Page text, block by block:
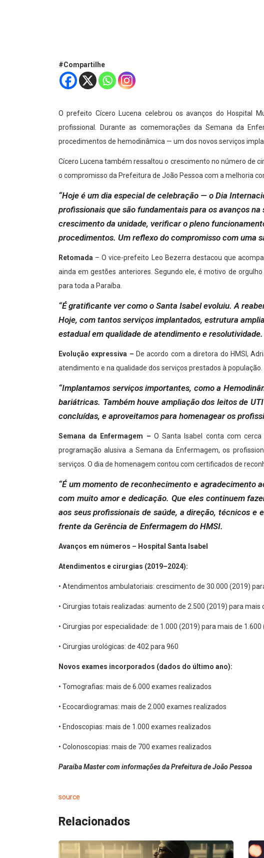
#Compartilhe
O prefeito Cícero Lucena celebrou os avanços do Hospital
profissional. Durante as comemorações da Semana da
procedimentos de hemodinâmica — um dos novos serviços
Cícero Lucena também ressaltou o crescimento no número de
o compromisso da Prefeitura de João Pessoa com a melhoria
“Hoje é um dia especial de celebração — o Dia
profissionais que são fundamentais para os avanços
crescimento da unidade, verificar o pleno
procedimentos. Um reflexo do compromisso com uma
Retomada – O vice-prefeito Leo Bezerra destacou que
ainda em gestões anteriores. Segundo ele, é motivo de
para toda a Paraíba.
“É gratificante ver como o Santa Isabel evoluiu. A
Hoje, com tantos serviços implantados, estrutura
estadual em qualidade de atendimento e
Evolução expressiva – De acordo com a diretora do HMSI,
atendimento e na qualidade dos serviços prestados à
“Implantamos serviços importantes, como a
bariátricas. Também houve ampliação dos leitos de
concluídas, e aproveitamos para homenagear os
Semana da Enfermagem – O Santa Isabel conta com
programação alusiva a Semana da Enfermagem, os
serviços. O dia de homenagem contou com certificados de
“É um momento de reconhecimento e agradecimento
com muito amor e dedicação. Que eles continuem
aos seus profissionais de saúde, a direção, técnicos e
frente da Gerência de Enfermagem do HMSI.
Avanços em números – Hospital Santa Isabel
Atendimentos e cirurgias (2019–2024):
• Atendimentos ambulatoriais: crescimento de 30.000 (2019)
• Cirurgias totais realizadas: aumento de 2.500 (2019) para mais
• Cirurgias por especialidade: de 1.000 (2019) para mais de 1.600
• Cirurgias urológicas: de 402 para 960
Novos exames incorporados (dados do último ano):
• Tomografias: mais de 6.000 exames realizados
• Ecocardiogramas: mais de 2.000 exames realizados
• Endoscopias: mais de 1.000 exames realizados
• Colonoscopias: mais de 700 exames realizados
Paraíba Master com informações da Prefeitura de João Pessoa
source
Relacionados